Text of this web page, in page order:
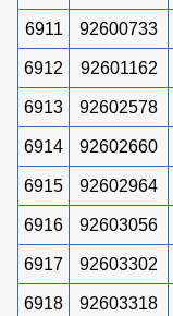
6911 92600733
6912 92601162
6913 92602578
6914 92602660
6915 92602964
6916 92603056
6917 92603302
6918 92603318